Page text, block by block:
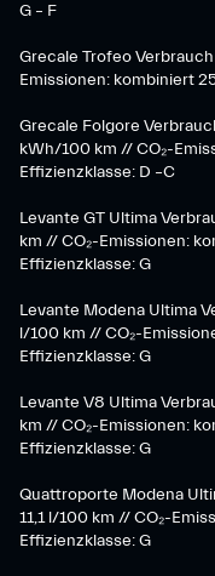
G – F
Grecale Trofeo
Emissionen: kombiniert
Grecale Folgore
kWh/100 km // CO₂-
Effizienzklasse: D –C
Levante GT Ultima
km // CO₂-Emissionen:
Effizienzklasse: G
Levante Modena Ultima
l/100 km // CO₂-
Effizienzklasse: G
Levante V8 Ultima
km // CO₂-Emissionen:
Effizienzklasse: G
Quattroporte Modena
11,1 l/100 km // CO₂-
Effizienzklasse: G